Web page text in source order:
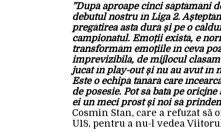
”După aproape cinci săptămâni
debutul nostru în Liga 2.
pregătirea asta dură și pe o
campionatul. Emoții există, e
transformăm emoțiile în ceva
imprevizibilă, de mijlocul
jucat în play-out și nu au avut în
Este o echipă tânără care
de posesie. Pot să bată pe
ei un meci prost și noi să
Cosmin Stan, care a refuzat să
U18, pentru a nu-l vedea